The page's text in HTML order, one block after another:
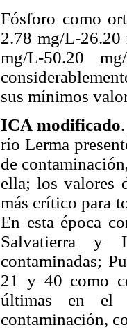
Fósforo como
2.78 mg/L-
mg/L-50.20
sus mínimos
ICA modificado
río Lerma
de
ella; los valores
más crítico para
En esta época
Salvatierra y
contaminadas;
21 y 40 como
últimas en el
contaminación,